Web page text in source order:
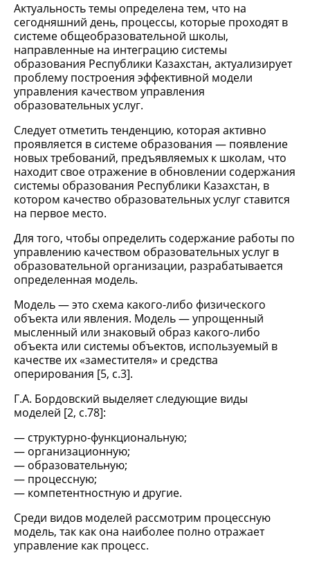
Актуальность темы определена тем, что на
сегодняшний день, процессы, которые проходят в
системе общеобразовательной школы,
направленные на интеграцию системы
образования Республики Казахстан, актуализирует
проблему построения эффективной модели
управления качеством управления
образовательных услуг.
Следует отметить тенденцию, которая активно
проявляется в системе образования — появление
новых требований, предъявляемых к школам, что
находит свое отражение в обновлении содержания
системы образования Республики Казахстан, в
котором качество образовательных услуг ставится
на первое место.
Для того, чтобы определить содержание работы по
управлению качеством образовательных услуг в
образовательной организации, разрабатывается
определенная модель.
Модель — это схема какого-либо физического
объекта или явления. Модель — упрощенный
мысленный или знаковый образ какого-либо
объекта или системы объектов, используемый в
качестве их «заместителя» и средства
оперирования [5, c.3].
Г.А. Бордовский выделяет следующие виды
моделей [2, c.78]:
структурно-функциональную;
организационную;
образовательную;
процессную;
компетентностную и другие.
Среди видов моделей рассмотрим процессную
модель, так как она наиболее полно отражает
управление как процесс.